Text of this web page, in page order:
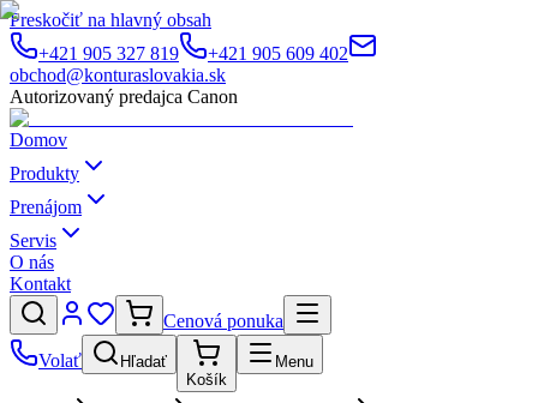
Preskočiť na hlavný obsah
+421 905 327 819
+421 905 609 402
obchod@konturaslovakia.sk
Autorizovaný predajca Canon
Domov
Produkty
Prenájom
Servis
O nás
Kontakt
Cenová ponuka
Volať
Hľadať
Košík
Menu